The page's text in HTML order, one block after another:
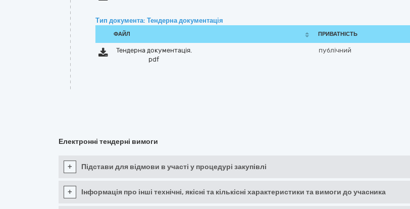
Тип документа: Тендерна документація
ФАЙЛ ПРИВАТНІСТЬ
Тендерна документація.
pdf
публічний
Електронні тендерні вимоги
+ Підстави для відмови в участі у процедурі закупівлі
+ Інформація про інші технічні, якісні та кількісні характеристики та вимоги до учасника